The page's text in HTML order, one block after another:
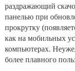
раздражающий
панелью при
прокрутку
как на мобильных
компьютерах.
более плавного